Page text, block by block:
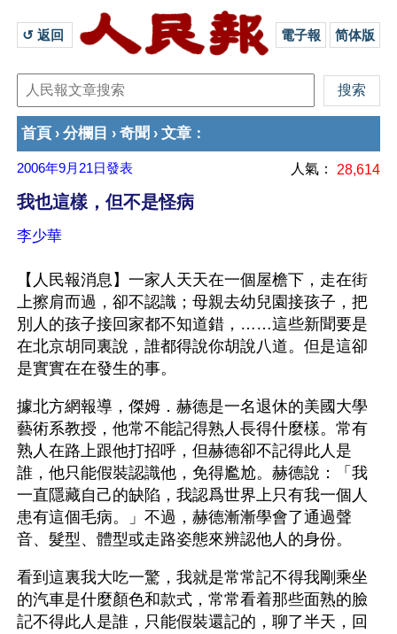
↺ 返回 電子報 简体版
首頁 › 分欄目 › 奇聞 › 文章 ：
2006年9月21日發表 人氣： 28,614
我也這樣，但不是怪病
李少華
【人民報消息】一家人天天在一個屋檐下，走在街
上擦肩而過，卻不認識；母親去幼兒園接孩子，把
別人的孩子接回家都不知道錯，……這些新聞要是
在北京胡同裏說，誰都得說你胡說八道。但是這卻
是實實在在發生的事。
據北方網報導，傑姆．赫德是一名退休的美國大學
藝術系教授，他常不能記得熟人長得什麼樣。常有
熟人在路上跟他打招呼，但赫德卻不記得此人是
誰，他只能假裝認識他，免得尷尬。赫德說：「我
一直隱藏自己的缺陷，我認爲世界上只有我一個人
患有這個毛病。」不過，赫德漸漸學會了通過聲
音、髮型、體型或走路姿態來辨認他人的身份。
看到這裏我大吃一驚，我就是常常記不得我剛乘坐
的汽車是什麼顏色和款式，常常看着那些面熟的臉
記不得此人是誰，只能假裝還記的，聊了半天，回